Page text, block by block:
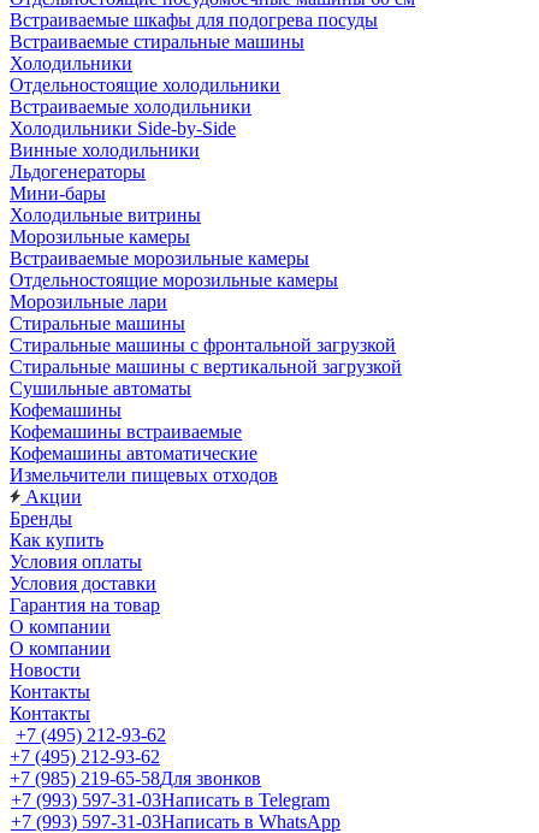
Встраиваемые шкафы для подогрева посуды
Встраиваемые стиральные машины
Холодильники
Отдельностоящие холодильники
Встраиваемые холодильники
Холодильники Side-by-Side
Винные холодильники
Льдогенераторы
Мини-бары
Холодильные витрины
Морозильные камеры
Встраиваемые морозильные камеры
Отдельностоящие морозильные камеры
Морозильные лари
Стиральные машины
Стиральные машины с фронтальной загрузкой
Стиральные машины с вертикальной загрузкой
Сушильные автоматы
Кофемашины
Кофемашины встраиваемые
Кофемашины автоматические
Измельчители пищевых отходов
Акции
Бренды
Как купить
Условия оплаты
Условия доставки
Гарантия на товар
О компании
О компании
Новости
Контакты
Контакты
+7 (495) 212-93-62
+7 (495) 212-93-62
+7 (985) 219-65-58Для звонков
+7 (993) 597-31-03Написать в Telegram
+7 (993) 597-31-03Написать в WhatsApp